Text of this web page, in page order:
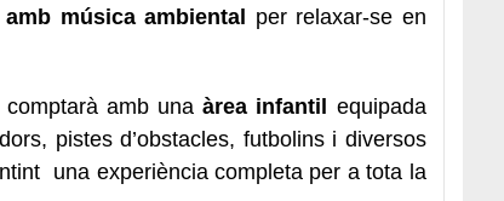
música ambiental per relaxar-se en
comptarà amb unaàrea infantil equipada
pistes d’obstacles, futbolins i diversos
una experiència completa per a tota la